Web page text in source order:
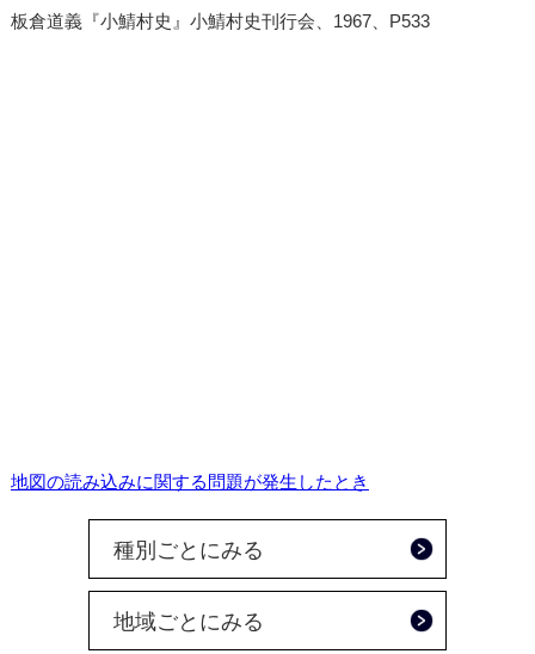
板倉道義『小鯖村史』小鯖村史刊行会、1967、P533
地図の読み込みに関する問題が発生したとき
種別ごとにみる
地域ごとにみる